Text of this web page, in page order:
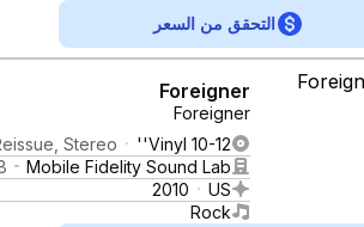
التحقق من السعر
Foreigner
Foreigner
Vinyl 10-12''
Stereo
Mobile Fidelity Sound Lab
US
2010
Rock